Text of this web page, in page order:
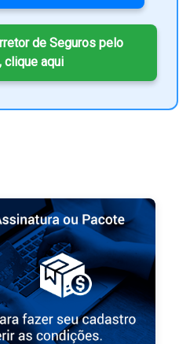
de Seguros pelo
clique aqui